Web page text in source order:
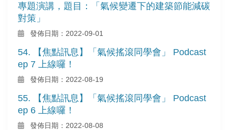
專題演講，題目：「氣候變遷下的建築節能減碳
對策」
發佈日期：2022-09-01
54. 【焦點訊息】「氣候搖滾同學會」 Podcast
ep 7 上線囉！
發佈日期：2022-08-19
55. 【焦點訊息】「氣候搖滾同學會」 Podcast
ep 6 上線囉！
發佈日期：2022-08-08